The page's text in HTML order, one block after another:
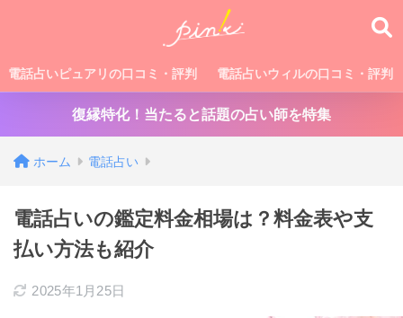
電話占いピュアリの口コミ・評判 電話占いウィルの口コミ・評判
復縁特化！当たると話題の占い師を特集
ホーム 電話占い
電話占いの鑑定料金相場は？料金表や支
払い方法も紹介
2025年1月25日